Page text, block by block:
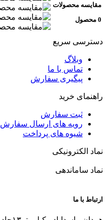
مقایسه محصولات
0 محصول
دسترسی سریع
وبلاگ
تماس با ما
پیگیری سفارش
راهنمای خرید
ثبت سفارش
رویه های ارسال سفارش
شیوه های پرداخت
نماد الکترونیکی
نماد ساماندهی
ارتباط با ما